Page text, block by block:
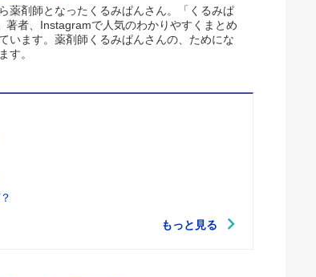
薬剤師となったくるみぱんさん。「くるみぱ
著者、Instagramで人気のわかりやすくまとめ
います。薬剤師くるみぱんさんの、ためにな
す。
もっと見る